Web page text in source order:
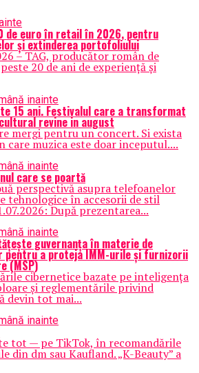
de euro în retail în 2026, pentru
și extinderea portofoliului
– TAG, producător român de
20 de ani de experiență și
inainte
15 ani. Festivalul care a transformat
revine in august
mergi pentru un concert. Si exista
care muzica este doar inceputul....
inainte
care se poartă
perspectivă asupra telefoanelor
tehnologice în accesorii de stil
După prezentarea...
inainte
guvernanța în materie de
pentru a proteja IMM-urile și furnizorii
(MSP)
cibernetice bazate pe inteligența
și reglementările privind
devin tot mai...
inainte
tot — pe TikTok, în recomandările
din dm sau Kaufland. „K-Beauty” a